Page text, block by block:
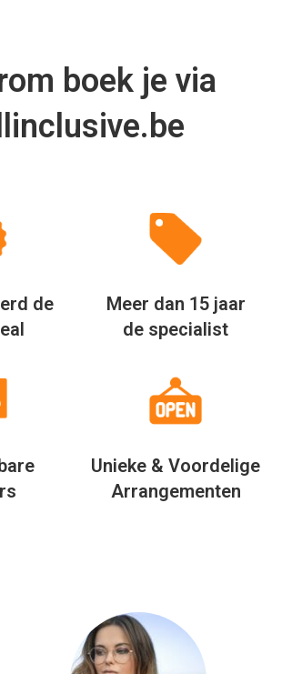
boek je via
de
Meer dan 15 jaar
de specialist
Unieke & Voordelige
Arrangementen